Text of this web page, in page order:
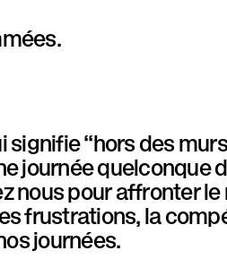
“hors des
journée quelconque
nous pour affronter
frustrations, la
journées.